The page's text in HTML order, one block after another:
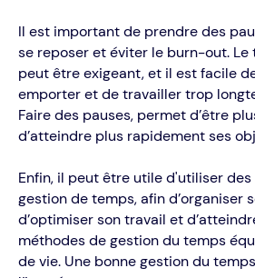
Il est important de prendre des
se reposer et éviter le burn-out. Le
peut être exigeant, et il est facile
emporter et de travailler trop
Faire des pauses, permet d’être
d’atteindre plus rapidement ses
Enfin, il peut être utile d'utiliser
gestion de temps, afin d’organiser
d’optimiser son travail et
méthodes de gestion du temps
de vie. Une bonne gestion du